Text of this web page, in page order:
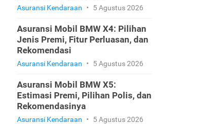
Asuransi Kendaraan • 5 Agustus 2026
Asuransi Mobil BMW X4: Pilihan
Jenis Premi, Fitur Perluasan, dan
Rekomendasi
Asuransi Kendaraan • 5 Agustus 2026
Asuransi Mobil BMW X5:
Estimasi Premi, Pilihan Polis, dan
Rekomendasinya
Asuransi Kendaraan • 5 Agustus 2026